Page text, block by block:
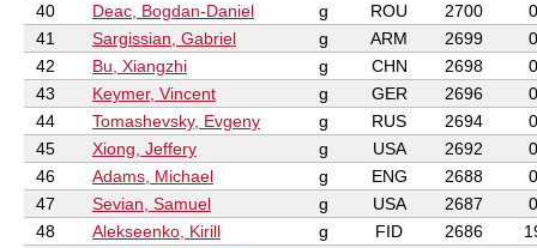
40
Deac, Bogdan-Daniel g ROU 2700
0
41
Sargissian, Gabriel g ARM 2699
0
42
Bu, Xiangzhi g CHN 2698
0
43
Keymer, Vincent g GER 2696
0
44
Tomashevsky, Evgeny g RUS 2694
0
45
Xiong, Jeffery g USA 2692
0
46
Adams, Michael g ENG 2688
0
47
Sevian, Samuel g USA 2687
0
48
Alekseenko, Kirill g FID 2686